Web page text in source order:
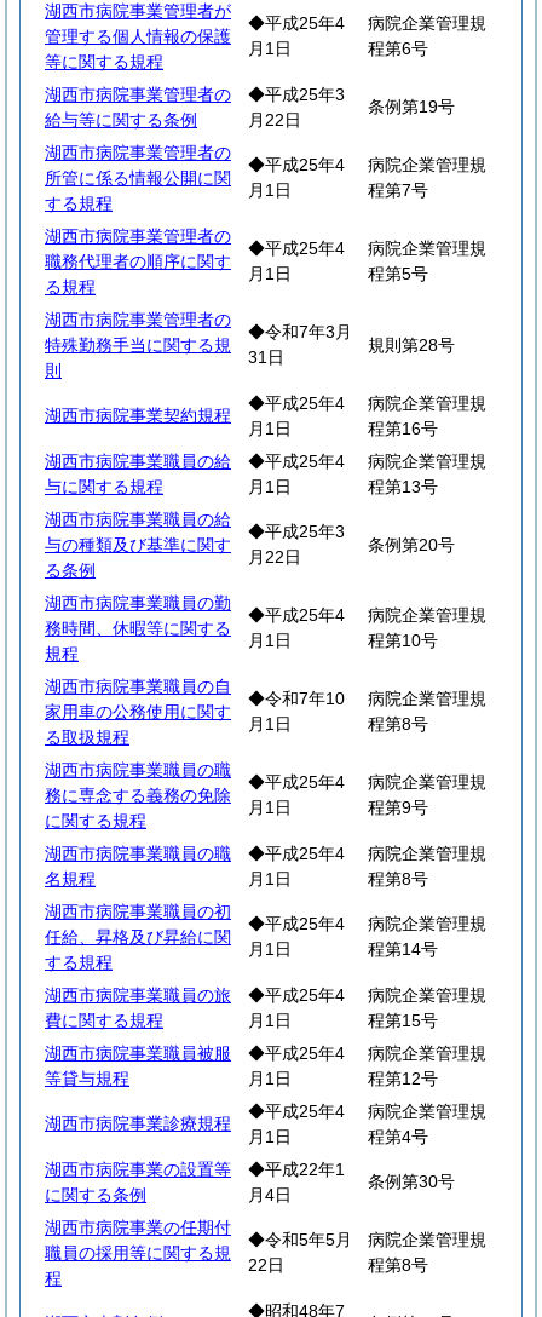
湖西市病院事業管理者が
管理する個人情報の保護
等に関する規程
◆平成25年4
月1日
病院企業管理規
程第6号
湖西市病院事業管理者の
給与等に関する条例
◆平成25年3
月22日
条例第19号
湖西市病院事業管理者の
所管に係る情報公開に関
する規程
◆平成25年4
月1日
病院企業管理規
程第7号
湖西市病院事業管理者の
職務代理者の順序に関す
る規程
◆平成25年4
月1日
病院企業管理規
程第5号
湖西市病院事業管理者の
特殊勤務手当に関する規
則
◆令和7年3月
31日
規則第28号
湖西市病院事業契約規程
◆平成25年4
月1日
病院企業管理規
程第16号
湖西市病院事業職員の給
与に関する規程
◆平成25年4
月1日
病院企業管理規
程第13号
湖西市病院事業職員の給
与の種類及び基準に関す
る条例
◆平成25年3
月22日
条例第20号
湖西市病院事業職員の勤
務時間、休暇等に関する
規程
◆平成25年4
月1日
病院企業管理規
程第10号
湖西市病院事業職員の自
家用車の公務使用に関す
る取扱規程
◆令和7年10
月1日
病院企業管理規
程第8号
湖西市病院事業職員の職
務に専念する義務の免除
に関する規程
◆平成25年4
月1日
病院企業管理規
程第9号
湖西市病院事業職員の職
名規程
◆平成25年4
月1日
病院企業管理規
程第8号
湖西市病院事業職員の初
任給、昇格及び昇給に関
する規程
◆平成25年4
月1日
病院企業管理規
程第14号
湖西市病院事業職員の旅
費に関する規程
◆平成25年4
月1日
病院企業管理規
程第15号
湖西市病院事業職員被服
等貸与規程
◆平成25年4
月1日
病院企業管理規
程第12号
湖西市病院事業診療規程
◆平成25年4
月1日
病院企業管理規
程第4号
湖西市病院事業の設置等
に関する条例
◆平成22年1
月4日
条例第30号
湖西市病院事業の任期付
職員の採用等に関する規
程
◆令和5年5月
22日
病院企業管理規
程第8号
◆昭和48年7